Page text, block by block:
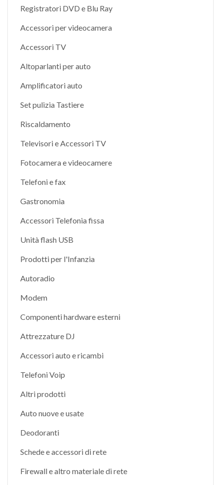
Registratori DVD e Blu Ray
Accessori per videocamera
Accessori TV
Altoparlanti per auto
Amplificatori auto
Set pulizia Tastiere
Riscaldamento
Televisori e Accessori TV
Fotocamera e videocamere
Telefoni e fax
Gastronomia
Accessori Telefonia fissa
Unità flash USB
Prodotti per l'Infanzia
Autoradio
Modem
Componenti hardware esterni
Attrezzature DJ
Accessori auto e ricambi
Telefoni Voip
Altri prodotti
Auto nuove e usate
Deodoranti
Schede e accessori di rete
Firewall e altro materiale di rete